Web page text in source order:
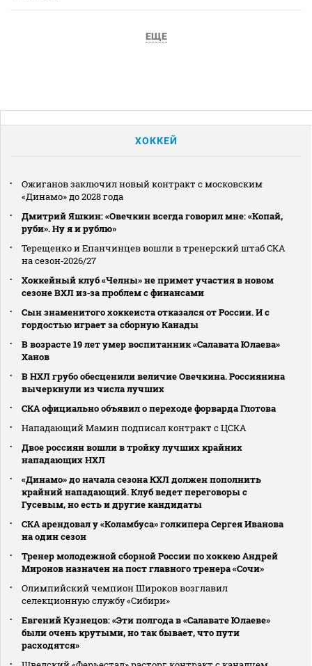
ЕЩЕ
ХОККЕЙ
Ожиганов заключил новый контракт с московским
«Динамо» до 2028 года
Дмитрий Яшкин: «Овечкин всегда говорил мне: «Копай,
руби». Ну я и рублю»
Терещенко и Епанчинцев вошли в тренерский штаб СКА
на сезон‑2026/27
Хоккейный клуб «Челны» не примет участия в новом
сезоне ВХЛ из‑за проблем с финансами
Сын знаменитого хоккеиста отказался от России. И с
гордостью играет за сборную Канады
В возрасте 19 лет умер воспитанник «Салавата Юлаева»
Ханов
В НХЛ грубо обесценили величие Овечкина. Россиянина
вычеркнули из числа лучших
СКА официально объявил о переходе форварда Глотова
Нападающий Мамин подписал контракт с ЦСКА
Двое россиян вошли в тройку лучших крайних
нападающих НХЛ
«Динамо» до начала сезона КХЛ должен пополнить
крайний нападающий. Клуб ведет переговоры с
Гусевым, но есть и другие кандидаты
СКА арендовал у «Коламбуса» голкипера Сергея Иванова
на один сезон
Тренер молодежной сборной России по хоккею Андрей
Миронов назначен на пост главного тренера «Сочи»
Олимпийский чемпион Широков возглавил
селекционную службу «Сибири»
Евгений Кузнецов: «Эти полгода в «Салавате Юлаеве»
были очень крутыми, но так бывает, что пути
расходятся»